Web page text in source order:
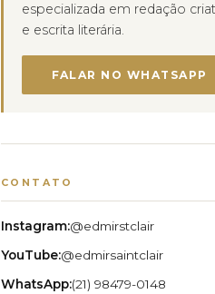
especializada em redação
e escrita literária.
FALAR NO WHATSAPP
CONTATO
Instagram:@edmirstclair
YouTube:@edmirsaintclair
WhatsApp:(21) 98479-0148